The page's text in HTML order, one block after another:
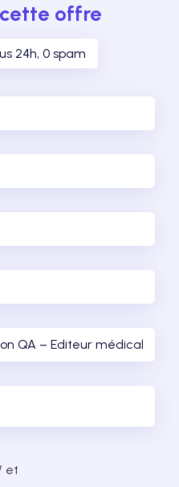
offre
24h, 0 spam
et